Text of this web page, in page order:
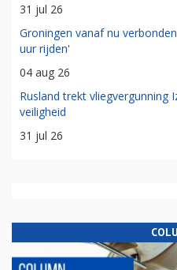
31 jul 26
Groningen vanaf nu
uur rijden'
04 aug 26
Rusland trekt vliegvergunning
veiligheid
31 jul 26